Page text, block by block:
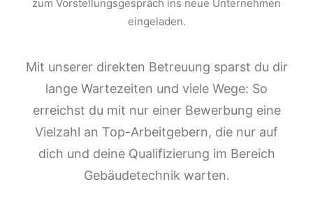
zum Vorstellungsgespräch ins neue Unternehmen
eingeladen.
Mit unserer direkten Betreuung sparst du dir
lange Wartezeiten und viele Wege: So
erreichst du mit nur einer Bewerbung eine
Vielzahl an Top-Arbeitgebern, die nur auf
dich und deine Qualifizierung im Bereich
Gebäudetechnik warten.